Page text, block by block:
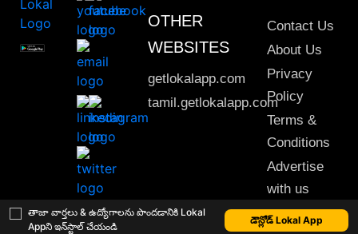
తాజా వార్తలు & ఉద్యోగాలను పొందడానికి Lokal
Appని ఇన్‌స్టాల్ చేయండి
డౌన్లోడ్ Lokal App
OTHER
WEBSITES
getlokalapp.com
tamil.getlokalapp.com
Contact Us
About Us
Privacy
Policy
Terms &
Conditions
Advertise
with us
Sitemap
This material may not be published, transmitted, rewritten or redistributed. © 2020 Lokal App. All rights reserved.